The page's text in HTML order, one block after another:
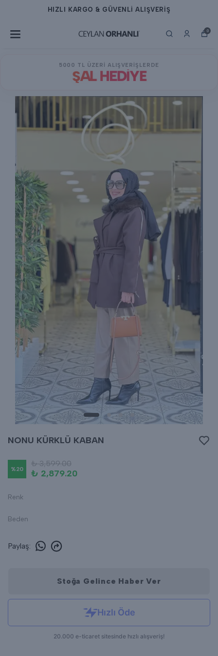
HIZLI KARGO & GÜVENLİ ALIŞVERİŞ
0
5000 TL ÜZERİ ALIŞVERİŞLERDE
ŞAL HEDİYE
NONU KÜRKLÜ KABAN
%20
₺ 3,599.00
₺ 2,879.20
Renk
Beden
Paylaş:
Stoğa Gelince Haber Ver